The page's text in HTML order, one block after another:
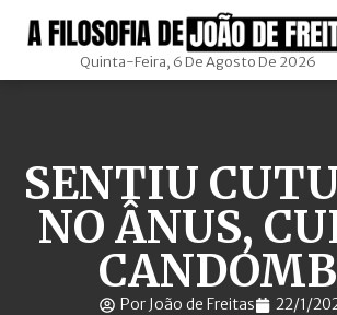
Quinta-Feira, 6 De Agosto De 2026
SENTIU
NO ÂNUS,
Por João de Freitas 22/1/